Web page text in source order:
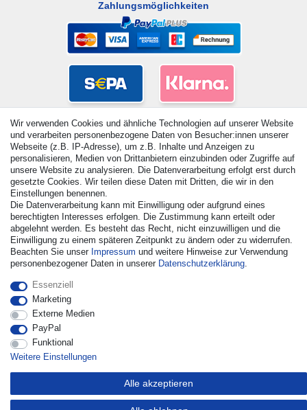
Zahlungsmöglichkeiten
© Copyright 2026 | Alle Rechte vorbehalten. - Alle Rechte
vorbehalten. Preisangaben inkl. gesetzl. 19% MwSt. |
Grundpreise siehe Artikeldetail | *Gilt für Lieferungen nach
Deutschland!
Wir verwenden Cookies und ähnliche Technologien auf unserer Website
und verarbeiten personenbezogene Daten von Besucher:innen unserer
Webseite (z.B. IP-Adresse), um z.B. Inhalte und Anzeigen zu
personalisieren, Medien von Drittanbietern einzubinden oder Zugriffe auf
unsere Website zu analysieren. Die Datenverarbeitung erfolgt erst durch
gesetzte Cookies. Wir teilen diese Daten mit Dritten, die wir in den
Einstellungen benennen.
Die Datenverarbeitung kann mit Einwilligung oder aufgrund eines
berechtigten Interesses erfolgen. Die Zustimmung kann erteilt oder
abgelehnt werden. Es besteht das Recht, nicht einzuwilligen und die
Einwilligung zu einem späteren Zeitpunkt zu ändern oder zu widerrufen.
Beachten Sie unser Impressum und weitere Hinweise zur Verwendung
personenbezogener Daten in unserer Daten­schutz­erklärung.
Essenziell
Marketing
Externe Medien
PayPal
Funktional
Weitere Einstellungen
Alle akzeptieren